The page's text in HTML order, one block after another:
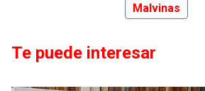
Malvinas
Te puede interesar